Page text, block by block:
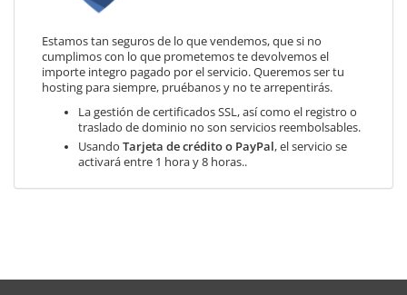
Estamos tan seguros de lo que vendemos, que si no
cumplimos con lo que prometemos te devolvemos el
importe integro pagado por el servicio. Queremos ser tu
hosting para siempre, pruébanos y no te arrepentirás.
La gestión de certificados SSL, así como el registro o
traslado de dominio no son servicios reembolsables.
Usando Tarjeta de crédito o PayPal, el servicio se
activará entre 1 hora y 8 horas..